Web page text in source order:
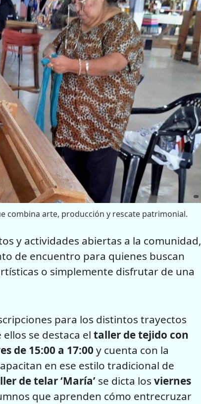
combina arte, producción y rescate patrimonial.
y actividades abiertas a la comunidad,
de encuentro para quienes buscan
o simplemente disfrutar de una
para los distintos trayectos
se destaca el taller de tejido con
de 15:00 a 17:00y cuenta con la
en ese estilo tradicional de
de telar ‘María’ se dicta los viernes
que aprenden cómo entrecruzar